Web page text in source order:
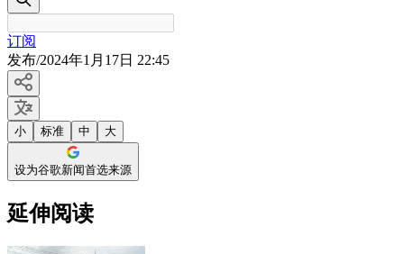
订阅
发布/2024年1月17日 22:45
小 标准 中 大
设为谷歌新闻首选来源
延伸阅读